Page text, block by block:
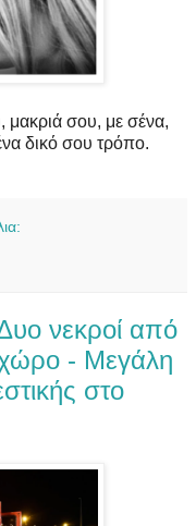
σου, με σένα,
δικό σου τρόπο.
νεκροί από
- Mεγάλη
στο